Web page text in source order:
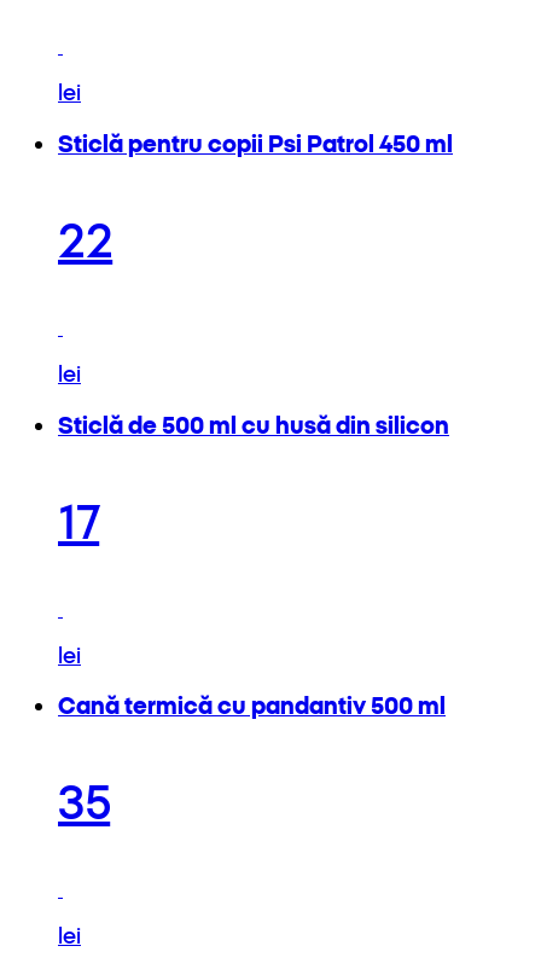
lei
Sticlă pentru copii Psi Patrol 450 ml
22
lei
Sticlă de 500 ml cu husă din silicon
17
lei
Cană termică cu pandantiv 500 ml
35
lei